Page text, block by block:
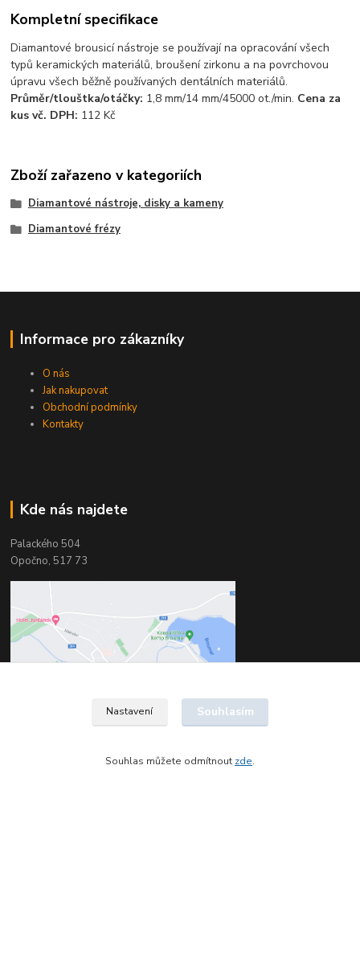
Kompletní specifikace
Diamantové brousicí nástroje se používají na opracování všech
typů keramických materiálů, broušení zirkonu a na povrchovou
úpravu všech běžně používaných dentálních materiálů.
Průměr/tlouštka/otáčky: 1,8 mm/14 mm/45000 ot./min. Cena za
kus vč. DPH: 112 Kč
Zboží zařazeno v kategoriích
Diamantové nástroje, disky a kameny
Diamantové frézy
Informace pro zákazníky
O nás
Jak nakupovat
Obchodní podmínky
Kontakty
Kde nás najdete
Palackého 504
Opočno, 517 73
Nastavení Souhlasím
Souhlas můžete odmítnout zde.